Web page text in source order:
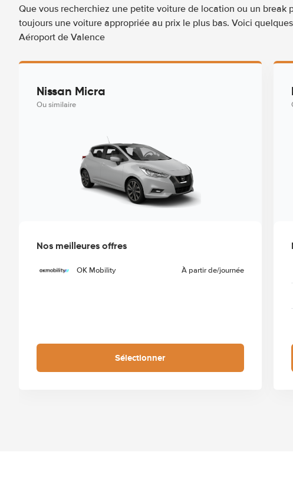
Que vous recherchiez une petite voiture de location ou un break
toujours une voiture appropriée au prix le plus bas. Voici
Aéroport de Valence
Nissan Micra
Ou similaire
Nos meilleures offres
OK Mobility À partir de/journée
Sélectionner